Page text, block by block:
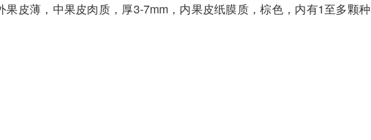
皮薄，中果皮肉质，厚3-7mm，内果皮纸膜质，棕色，内有1至多颗种